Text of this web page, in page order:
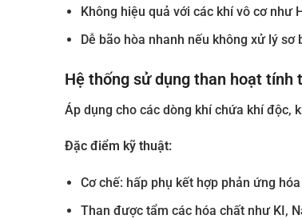
Không hiệu quả với các khí vô cơ như
Dễ bão hòa nhanh nếu không xử lý sơ
Hệ thống sử dụng than hoạt tính
Áp dụng cho các dòng khí chứa khí độc,
Đặc điểm kỹ thuật:
Cơ chế: hấp phụ kết hợp phản ứng
Than được tẩm các hóa chất như KI,